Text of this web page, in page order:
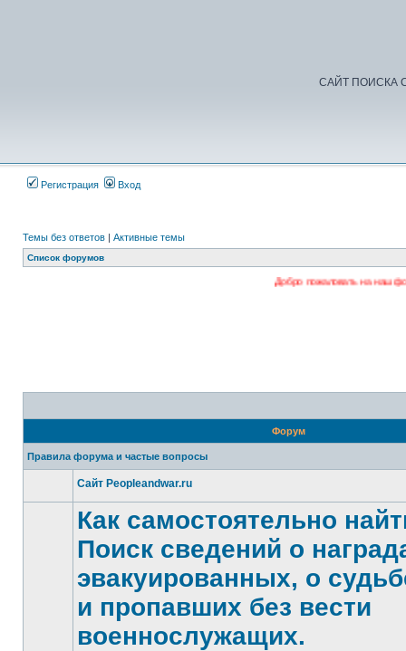
САЙТ ПОИСКА
Регистрация Вход
Темы без ответов | Активные темы
Список форумов
Добро пожаловать на наш форум.
Форум
Правила форума и частые вопросы
Нет
непрочитанных
сообщений
Сайт Peopleandwar.ru
непрочитанных
сообщений
Как самостоятельно
Поиск сведений о
эвакуированных, о
и пропавших без вести
военнослужащих.